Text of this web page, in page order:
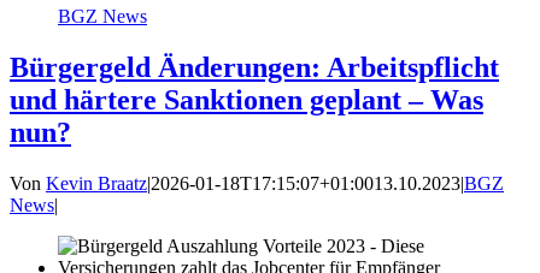
BGZ News
Bürgergeld Änderungen: Arbeitspflicht
und härtere Sanktionen geplant – Was
nun?
Von Kevin Braatz|2026-01-18T17:15:07+01:0013.10.2023|BGZ
News|